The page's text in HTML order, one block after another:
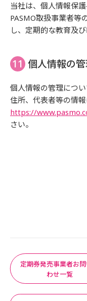
当社は、個人情報保
PASMO取扱事業者等
し、定期的な教育及
個人情報の
個人情報の管理につ
住所、代表者等の情
https://
さい。
定期券発売事業者お
わせ一覧